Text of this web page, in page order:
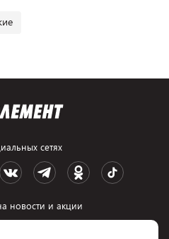
сетях
новости и акции